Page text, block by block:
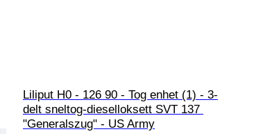
Liliput H0 - 126 90 - Tog enhet (1) - 3-
delt sneltog-dieselloksett SVT 137
"Generalszug" - US Army